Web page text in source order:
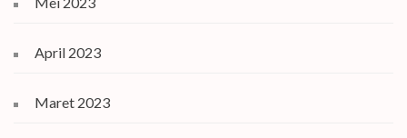
April 2023
Maret 2023